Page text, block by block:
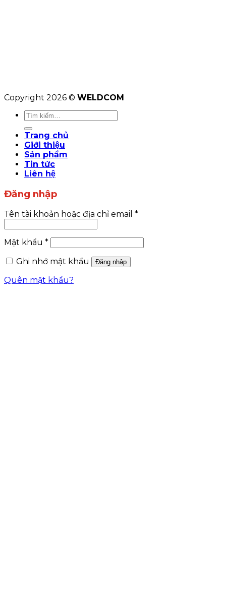
Copyright 2026 © WELDCOM
Tìm
Trang chủ
Giới thiệu
Sản phẩm
Tin tức
Liên hệ
Đăng nhập
Tên tài khoản hoặc địa chỉ email *
Mật khẩu *
Ghi nhớ mật khẩu
Đăng nhập
Quên mật khẩu?